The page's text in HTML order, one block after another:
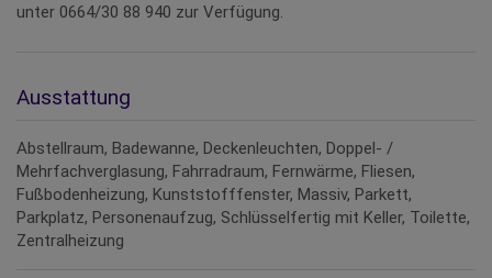
unter 0664/30 88 940 zur Verfügung.
Ausstattung
Abstellraum Badewanne Deckenleuchten Doppel- /
Mehrfachverglasung Fahrradraum Fernwärme Fliesen
Fußbodenheizung Kunststofffenster Massiv Parkett
Parkplatz Personenaufzug Schlüsselfertig mit Keller Toilette
Zentralheizung